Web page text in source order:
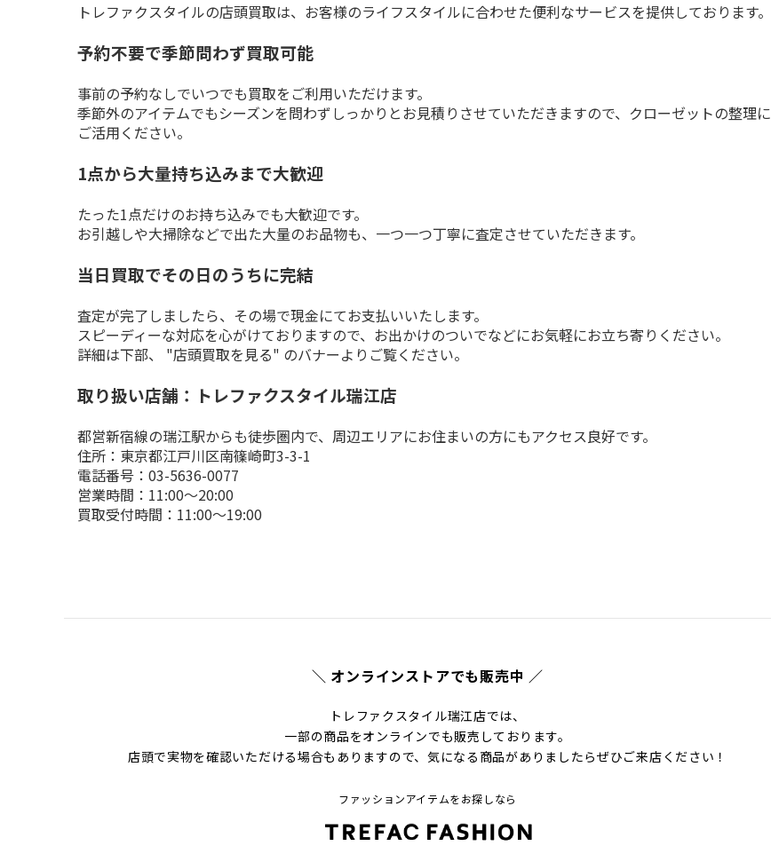
トレファクスタイルの店頭買取は、お客様のライフスタイルに合わせた便利なサービスを提供しております。
予約不要で季節問わず買取可能
事前の予約なしでいつでも買取をご利用いただけます。
季節外のアイテムでもシーズンを問わずしっかりとお見積りさせていただきますので、クローゼットの整理に
ご活用ください。
1点から大量持ち込みまで大歓迎
たった1点だけのお持ち込みでも大歓迎です。
お引越しや大掃除などで出た大量のお品物も、一つ一つ丁寧に査定させていただきます。
当日買取でその日のうちに完結
査定が完了しましたら、その場で現金にてお支払いいたします。
スピーディーな対応を心がけておりますので、お出かけのついでなどにお気軽にお立ち寄りください。
詳細は下部、 "店頭買取を見る" のバナーよりご覧ください。
取り扱い店舗：トレファクスタイル瑞江店
都営新宿線の瑞江駅からも徒歩圏内で、周辺エリアにお住まいの方にもアクセス良好です。
住所：東京都江戸川区南篠崎町3-3-1
電話番号：03-5636-0077
営業時間：11:00～20:00
買取受付時間：11:00～19:00
＼ オンラインストアでも販売中 ／
トレファクスタイル瑞江店では、
一部の商品をオンラインでも販売しております。
店頭で実物を確認いただける場合もありますので、気になる商品がありましたらぜひご来店ください！
ファッションアイテムをお探しなら